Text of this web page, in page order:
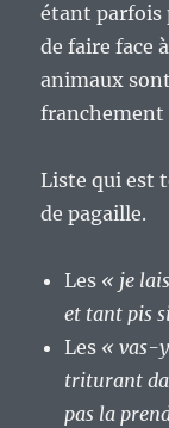
étant parfois
de faire face
animaux
Liste qui est
de pagaille.
Les « je
et tant pis
Les « vas-
triturant
pas la